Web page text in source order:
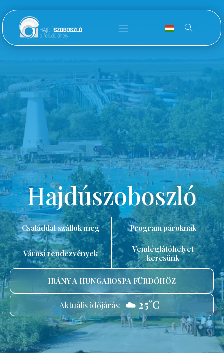
Hajdúszoboszló
Családdal szállok meg Program pároknak
Városi rendezvények
Vendéglátóhelyet
keresünk
IRÁNY A HUNGAROSPA FÜRDŐHÖZ
Aktuális időjárás: ☁️ 25°C